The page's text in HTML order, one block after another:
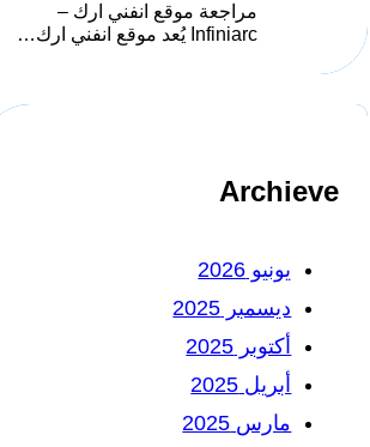
مراجعة موقع انفني ارك –
Infiniarc يُعد موقع انفني ارك…
Archieve
يونيو 2026
ديسمبر 2025
أكتوبر 2025
أبريل 2025
مارس 2025